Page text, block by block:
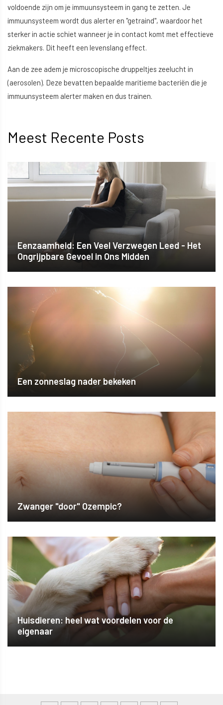
voldoende zijn om je immuunsysteem in gang te zetten. Je
immuunsysteem wordt dus alerter en "getraind", waardoor het
sterker in actie schiet wanneer je in contact komt met effectieve
ziekmakers. Dit heeft een levenslang effect.
Aan de zee adem je microscopische druppeltjes zeelucht in
(aerosolen). Deze bevatten bepaalde maritieme bacteriën die je
immuunsysteem alerter maken en dus trainen.
Meest Recente Posts
Eenzaamheid: Een Veel Verzwegen Leed - Het
Ongrijpbare Gevoel in Ons Midden
Een zonneslag nader bekeken
Zwanger "door" Ozempic?
Huisdieren: heel wat voordelen voor de
eigenaar